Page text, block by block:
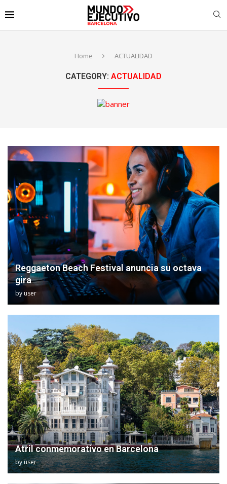
Home ACTUALIDAD
CATEGORY: ACTUALIDAD
Reggaeton Beach Festival anuncia su octava
gira
byuser
Atril conmemorativo en Barcelona
byuser